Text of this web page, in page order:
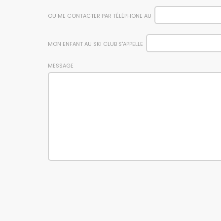
OU ME CONTACTER PAR TÉLÉPHONE AU
MON ENFANT AU SKI CLUB S'APPELLE
MESSAGE